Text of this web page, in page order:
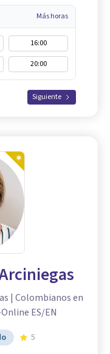
Más horas
16:00
20:00
Siguiente
| Colombianos en
ES/EN
5